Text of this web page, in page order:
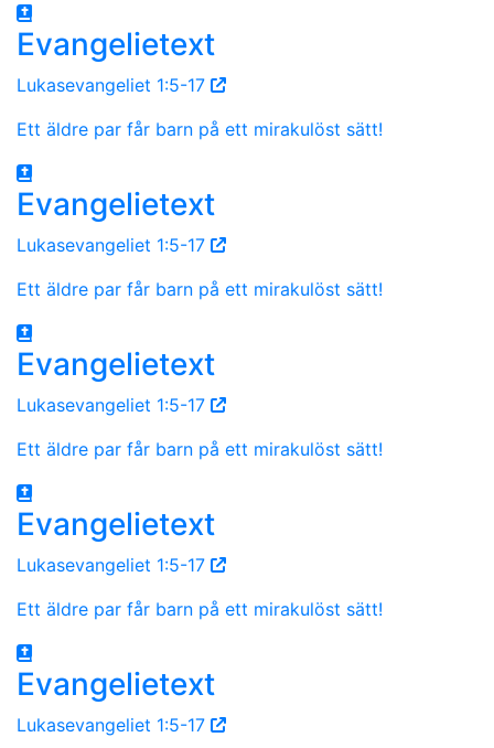
Evangelietext
Lukasevangeliet 1:5-17
Ett äldre par får barn på ett mirakulöst sätt!
Evangelietext
Lukasevangeliet 1:5-17
Ett äldre par får barn på ett mirakulöst sätt!
Evangelietext
Lukasevangeliet 1:5-17
Ett äldre par får barn på ett mirakulöst sätt!
Evangelietext
Lukasevangeliet 1:5-17
Ett äldre par får barn på ett mirakulöst sätt!
Evangelietext
Lukasevangeliet 1:5-17